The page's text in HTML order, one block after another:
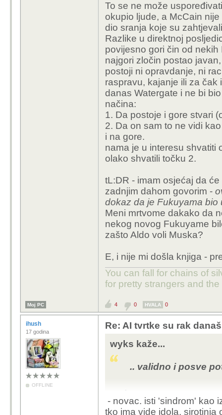
To se ne može
okupio ljude, a McCain
dio sranja koje su
Razlike u direktnoj
povijesno gori čin od
najgori zločin postao
postoji ni opravdanje, ni
raspravu, kajanje ili za
danas Watergate i ne bi
načina:
1. Da postoje i gore stvari
2. Da on sam to ne vidi
i na gore.
nama je u interesu shvatiti
olako shvatili točku 2.
tL:DR - imam osjećaj da
zadnjim dahom govorim -
dokaz da je Fukuyama bio
Meni mrtvome dakako da
nekog novog Fukuyame
zašto Aldo voli Muska?
E, i nije mi došla knjiga -
You can fall for chains of
for pretty strangers and
Moj PC 4 0 HVALA 0
ihush
17 godina
OFFLINE
Re: AI tvrtke su rak
wyks kaže...
.. validno i posve
- novac. isti 'sindrom' kao
tko ima vide idola, sirotinja